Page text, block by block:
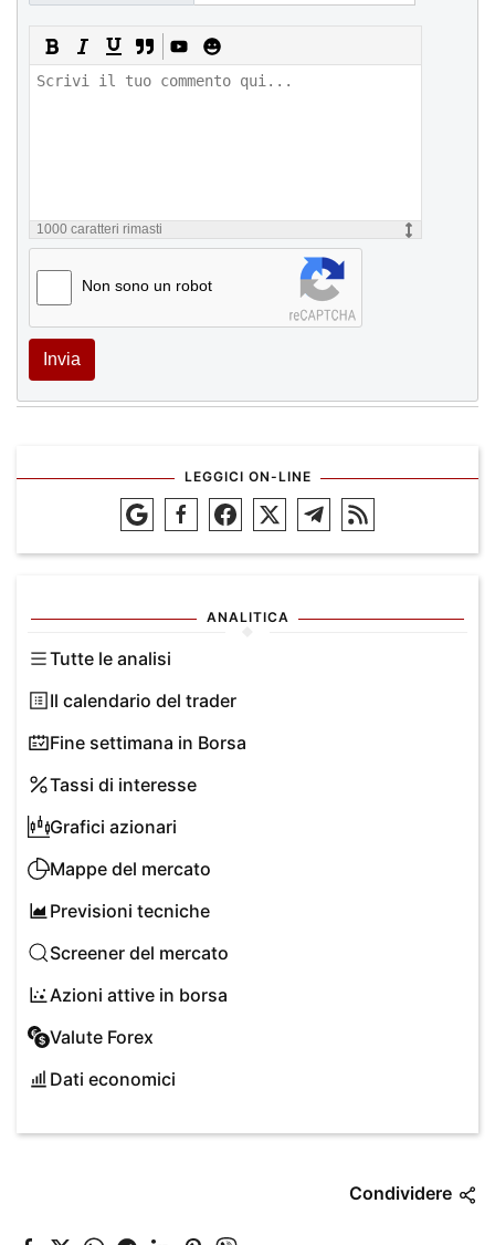
1000 caratteri rimasti
Non sono un robot
Invia
LEGGICI ON-LINE
ANALITICA
Tutte le analisi
Il calendario del trader
Fine settimana in Borsa
Tassi di interesse
Grafici azionari
Mappe del mercato
Previsioni tecniche
Screener del mercato
Azioni attive in borsa
Valute Forex
Dati economici
Condividere